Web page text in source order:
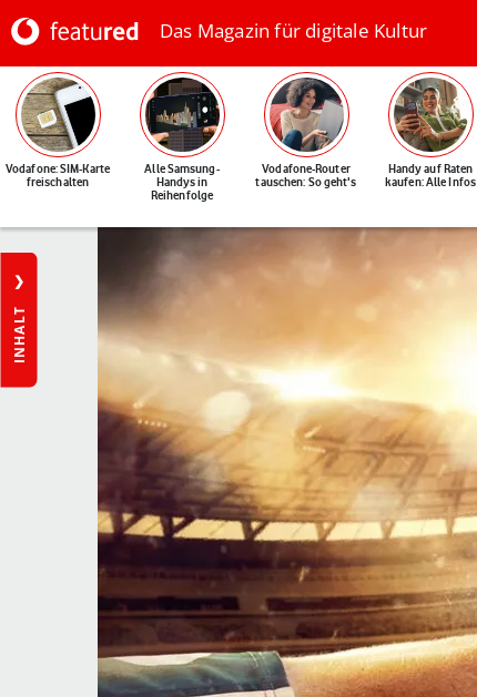
Das Magazin für digitale Kultur
Vodafone: SIM-Karte
freischalten
Alle Samsung-
Handys in
Reihenfolge
Vodafone-Router
tauschen: So geht's
Handy auf Raten
kaufen: Alle Infos
INHALT